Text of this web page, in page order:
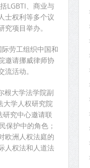
LGBTI、商业与
士权利等多个议
项目举办。
劳工组织中国和
邀请挪威律师协
活动。
根大学法学院副
大学人权研究院
研究中心邀请联
保护中的角色；
欧洲人权法庭的
人权法和人道法